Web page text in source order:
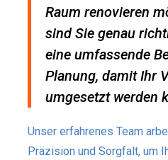
Raum renovieren
sind Sie genau
eine umfassende
Planung, damit Ihr
umgesetzt werden
Unser erfahrenes Team
Präzision und Sorgfalt, um